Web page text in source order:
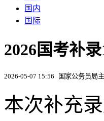
国内
国际
2026国考补
2026-05-07 15:56 国家公务员局
本次补充